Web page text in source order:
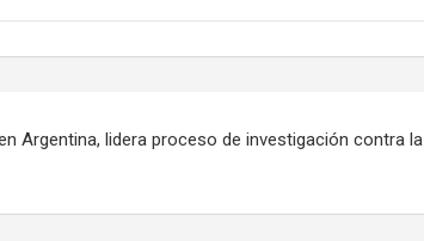
Argentina, lidera proceso de investigación contra la